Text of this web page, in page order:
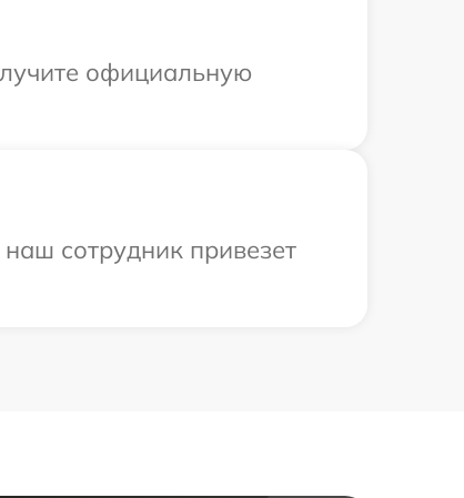
официальную
сотрудник привезет